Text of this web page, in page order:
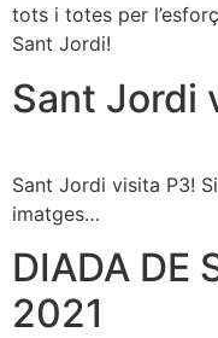
tots i totes per
Sant Jordi!
Sant Jordi
Sant Jordi visita P3!
imatges…
DIADA DE
2021